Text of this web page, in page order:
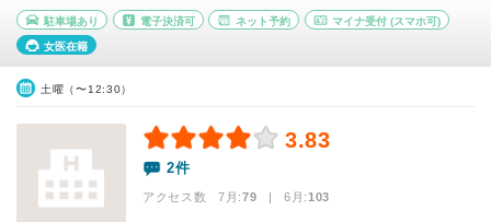
駐車場あり 電子決済可 ネット予約 マイナ受付 (スマホ可)
女医在籍
土曜（〜12:30）
3.83
2件
アクセス数 7月:79 | 6月:103